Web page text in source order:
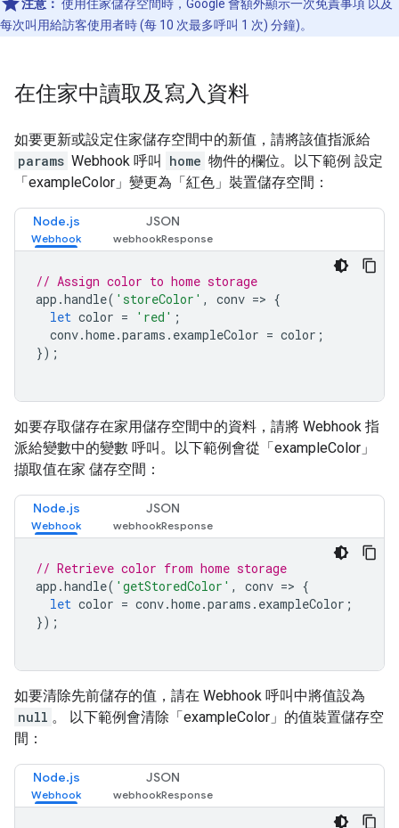
注意： 使用住家儲存空間時，Google 會額外顯示一次免責事項 以及
每次叫用給訪客使用者時 (每 10 次最多呼叫 1 次) 分鐘)。
在住家中讀取及寫入資料
如要更新或設定住家儲存空間中的新值，請將該值指派給
params Webhook 呼叫 home 物件的欄位。以下範例 設定
「exampleColor」變更為「紅色」裝置儲存空間：
Node.js JSON
// Assign color to home storage
app .handle( 'storeColor' , conv => {
let color = 'red' ;
conv.home.params . exampleColor = color ;
});
如要存取儲存在家用儲存空間中的資料，請將 Webhook 指
派給變數中的變數 呼叫。以下範例會從「exampleColor」
擷取值在家 儲存空間：
Node.js JSON
// Retrieve color from home storage
app .handle( 'getStoredColor' , conv => {
let color = conv.home.params . exampleColor ;
});
如要清除先前儲存的值，請在 Webhook 呼叫中將值設為
null 。 以下範例會清除「exampleColor」的值裝置儲存空
間：
Node.js JSON